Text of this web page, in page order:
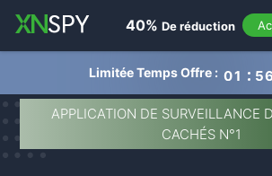
40% De réduction
Limitée Temps Offre : 01 56
APPLICATION DE SURVEILLANCE
CACHÉS N°1